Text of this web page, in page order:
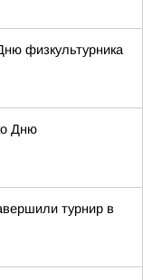
физкультурника
Дню
турнир в